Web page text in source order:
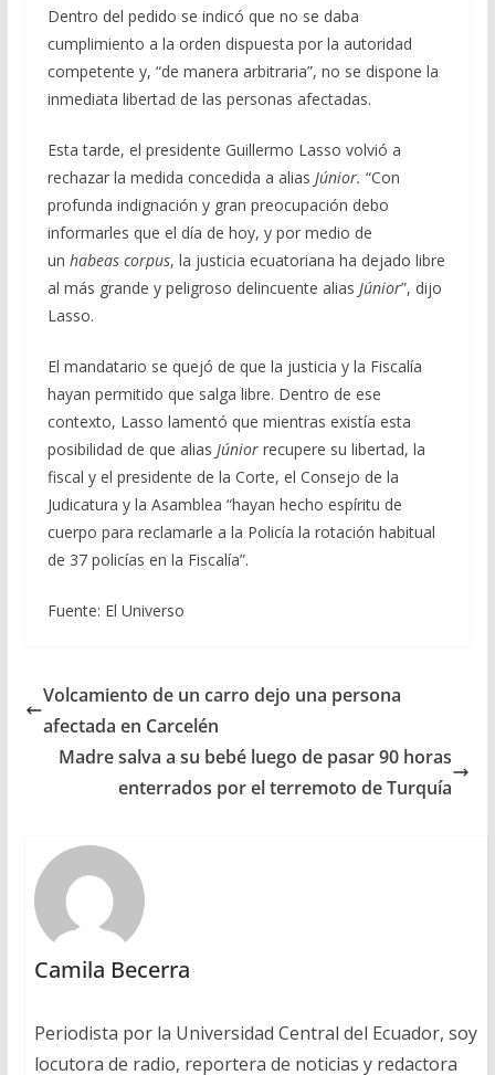
Dentro del pedido se indicó que no se daba
cumplimiento a la orden dispuesta por la autoridad
competente y, “de manera arbitraria”, no se dispone la
inmediata libertad de las personas afectadas.
Esta tarde, el presidente Guillermo Lasso volvió a
rechazar la medida concedida a alias Júnior. “Con
profunda indignación y gran preocupación debo
informarles que el día de hoy, y por medio de
un habeas corpus, la justicia ecuatoriana ha dejado libre
al más grande y peligroso delincuente alias Júnior”, dijo
Lasso.
El mandatario se quejó de que la justicia y la Fiscalía
hayan permitido que salga libre. Dentro de ese
contexto, Lasso lamentó que mientras existía esta
posibilidad de que alias Júnior recupere su libertad, la
fiscal y el presidente de la Corte, el Consejo de la
Judicatura y la Asamblea “hayan hecho espíritu de
cuerpo para reclamarle a la Policía la rotación habitual
de 37 policías en la Fiscalía”.
Fuente: El Universo
Volcamiento de un carro dejo una persona
afectada en Carcelén
Madre salva a su bebé luego de pasar 90 horas
enterrados por el terremoto de Turquía
Camila Becerra
Periodista por la Universidad Central del Ecuador, soy
locutora de radio, reportera de noticias y redactora